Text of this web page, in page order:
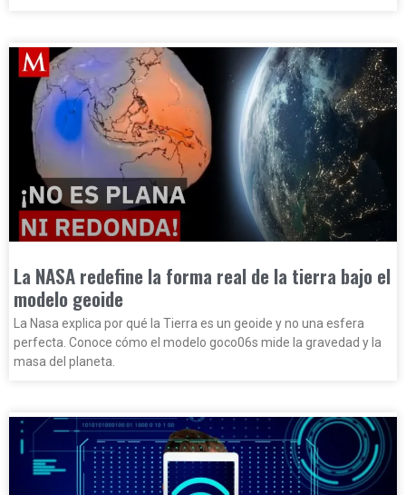
La NASA redefine la forma real de la tierra bajo el
modelo geoide
La Nasa explica por qué la Tierra es un geoide y no una esfera
perfecta. Conoce cómo el modelo goco06s mide la gravedad y la
masa del planeta.